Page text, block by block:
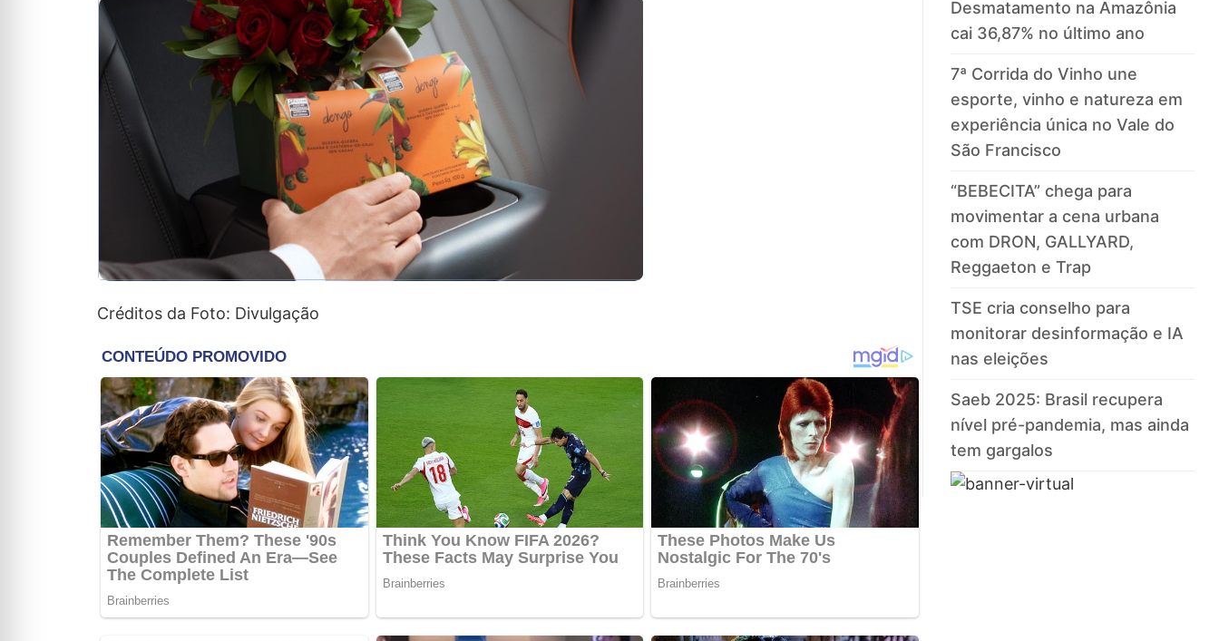
Créditos da Foto: Divulgação
Desmatamento na Amazônia
cai 36,87% no último ano
7ª Corrida do Vinho une
esporte, vinho e natureza em
experiência única no Vale do
São Francisco
“BEBECITA” chega para
movimentar a cena urbana
com DRON, GALLYARD,
Reggaeton e Trap
TSE cria conselho para
monitorar desinformação e IA
nas eleições
Saeb 2025: Brasil recupera
nível pré-pandemia, mas ainda
tem gargalos